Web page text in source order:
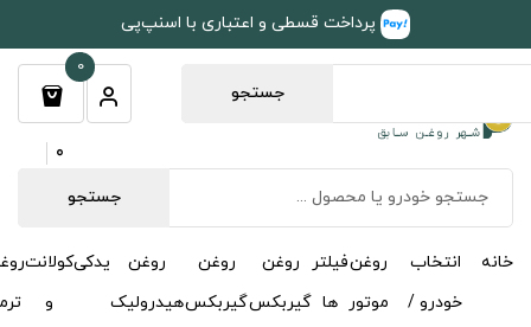
و اعتباری با اسنپ‌پی
جستجو
روغن
روغن
گیربکس
روغن
هیدرولیک
یدکی کولانت
و
روغن
ترمز
مکمل
و
خوشبوکنندهدربارهتماس
با ما